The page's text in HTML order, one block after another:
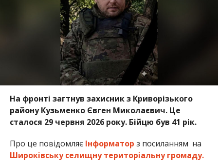
На фронті загтнув захисник з Криворізького
району Кузьменко Євген Миколаєвич. Це
сталося 29 червня 2026 року. Бійцю був 41 рік.
Про це повідомляє Інформатор з посиланням на
Широківську селищну територіальну громаду.